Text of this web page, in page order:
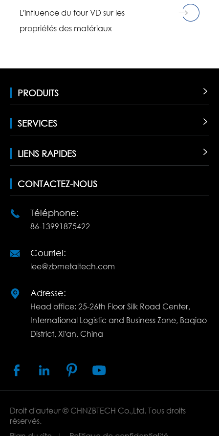
L'influence du four VD sur les
propriétés des matériaux
PRODUITS 
SERVICES 
LIENS RAPIDES 
CONTACTEZ-NOUS
 Téléphone:
86-13991875422
 Courriel:
lee@zbmetaltech.com
 Adresse:
Head office: 25-26th Floor Silk Road Center,
International Logistic and Business Zone, Baqiao
District, Xi'an, China
   
Droit d'auteur © CHNZBTECH Co.,Ltd.Tous droits
réservés.